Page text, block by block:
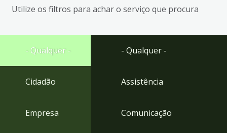
busca
Ir
rodapé
Utilize os filtros para achar o serviço que procura
- Qualquer -
Cidadão
Empresa
- Qualquer -
Assistência
Comunicação